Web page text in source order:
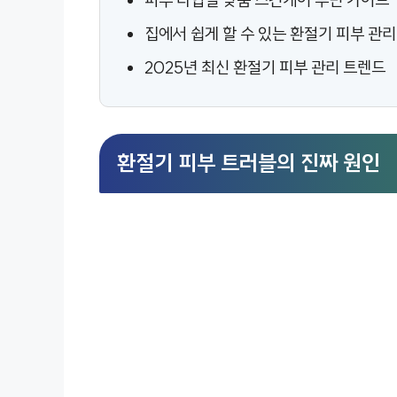
집에서 쉽게 할 수 있는 환절기 피부 관
2025년 최신 환절기 피부 관리 트렌드
환절기 피부 트러블의 진짜 원인